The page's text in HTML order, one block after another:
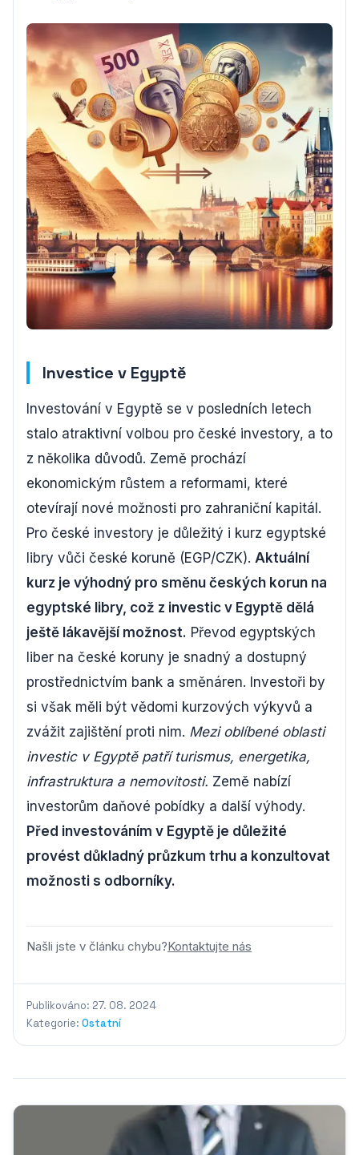
Investice v Egyptě
Investování v Egyptě se v posledních letech
stalo atraktivní volbou pro české investory, a to
z několika důvodů. Země prochází
ekonomickým růstem a reformami, které
otevírají nové možnosti pro zahraniční kapitál.
Pro české investory je důležitý i kurz egyptské
libry vůči české koruně (EGP/CZK). Aktuální
kurz je výhodný pro směnu českých korun na
egyptské libry, což z investic v Egyptě dělá
ještě lákavější možnost. Převod egyptských
liber na české koruny je snadný a dostupný
prostřednictvím bank a směnáren. Investoři by
si však měli být vědomi kurzových výkyvů a
zvážit zajištění proti nim. Mezi oblíbené oblasti
investic v Egyptě patří turismus, energetika,
infrastruktura a nemovitosti. Země nabízí
investorům daňové pobídky a další výhody.
Před investováním v Egyptě je důležité
provést důkladný průzkum trhu a konzultovat
možnosti s odborníky.
Našli jste v článku chybu?Kontaktujte nás
Publikováno: 27. 08. 2024
Kategorie: Ostatní